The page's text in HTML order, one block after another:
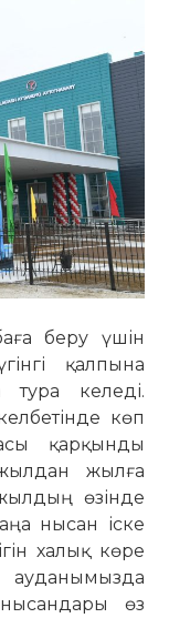
беру үшін
қалпына
тура келеді.
көп
қарқынды
жылға
жылдың өзінде
нысан іске
халық көре
өз